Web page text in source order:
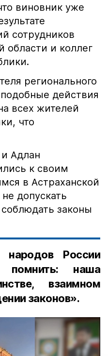
виновник уже
сотрудников
области и коллег
регионального
действия
всех жителей
что
Адлан
к своим
в Астраханской
допускать
законы
России
помнить: наша
взаимном
законов».